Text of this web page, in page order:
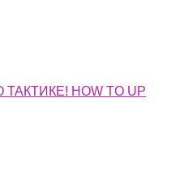
HOW TO UP